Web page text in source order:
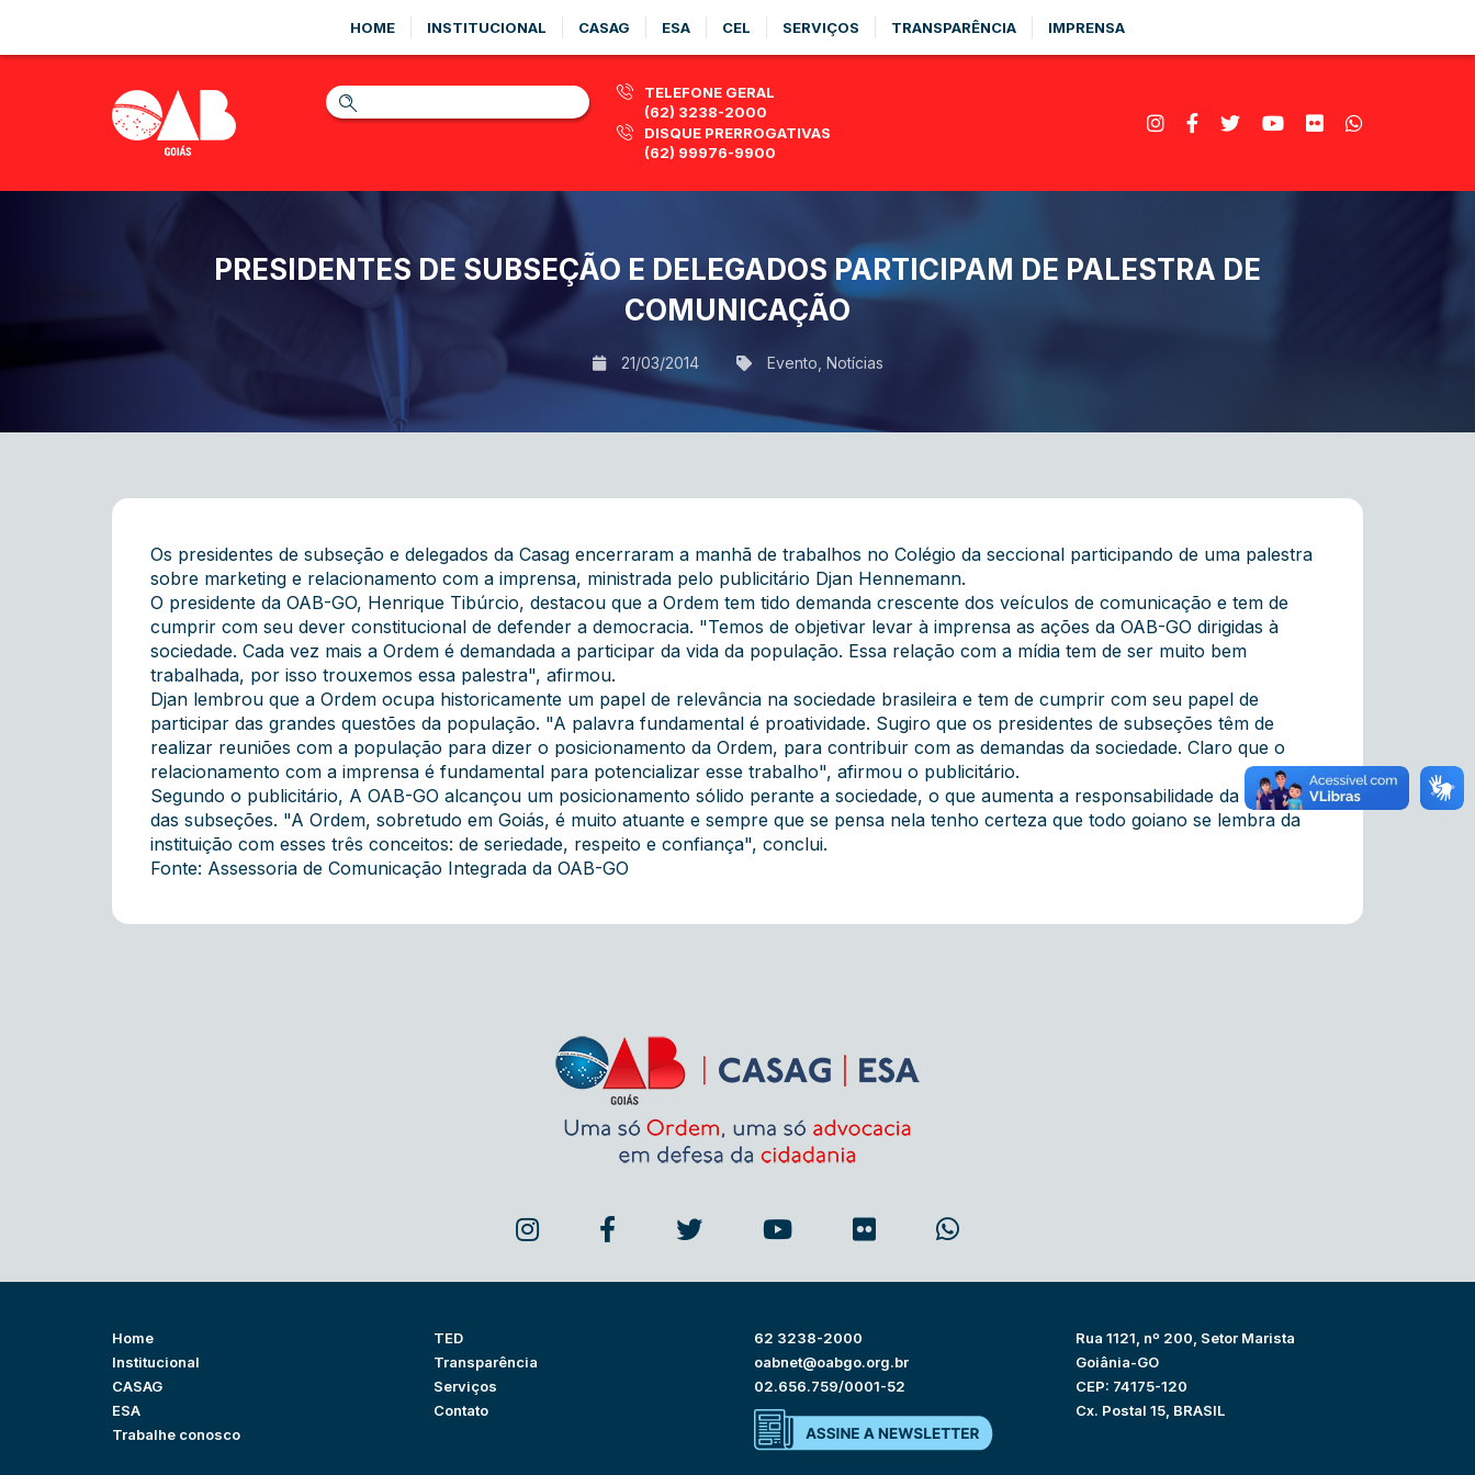
HOME INSTITUCIONAL CASAG ESA CEL SERVIÇOS TRANSPARÊNCIA IMPRENSA
TELEFONE GERAL
(62) 3238-2000
DISQUE PRERROGATIVAS
(62) 99976-9900
PRESIDENTES DE SUBSEÇÃO E DELEGADOS PARTICIPAM DE PALESTRA DE
COMUNICAÇÃO
21/03/2014 Evento Notícias
Os presidentes de subseção e delegados da Casag encerraram a manhã de trabalhos no Colégio da seccional participando de uma palestra
sobre marketing e relacionamento com a imprensa, ministrada pelo publicitário Djan Hennemann.
O presidente da OAB-GO, Henrique Tibúrcio, destacou que a Ordem tem tido demanda crescente dos veículos de comunicação e tem de
cumprir com seu dever constitucional de defender a democracia. "Temos de objetivar levar à imprensa as ações da OAB-GO dirigidas à
sociedade. Cada vez mais a Ordem é demandada a participar da vida da população. Essa relação com a mídia tem de ser muito bem
trabalhada, por isso trouxemos essa palestra", afirmou.
Djan lembrou que a Ordem ocupa historicamente um papel de relevância na sociedade brasileira e tem de cumprir com seu papel de
participar das grandes questões da população. "A palavra fundamental é proatividade. Sugiro que os presidentes de subseções têm de
realizar reuniões com a população para dizer o posicionamento da Ordem, para contribuir com as demandas da sociedade. Claro que o
relacionamento com a imprensa é fundamental para potencializar esse trabalho", afirmou o publicitário.
Segundo o publicitário, A OAB-GO alcançou um posicionamento sólido perante a sociedade, o que aumenta a responsabilidade da atuação
das subseções. "A Ordem, sobretudo em Goiás, é muito atuante e sempre que se pensa nela tenho certeza que todo goiano se lembra da
instituição com esses três conceitos: de seriedade, respeito e confiança", conclui.
Fonte: Assessoria de Comunicação Integrada da OAB-GO
Home
Institucional
CASAG
ESA
Trabalhe conosco
TED
Transparência
Serviços
Contato
62 3238-2000
oabnet@oabgo.org.br
02.656.759/0001-52
Rua 1121, nº 200, Setor Marista
Goiânia-GO
CEP: 74175-120
Cx. Postal 15, BRASIL